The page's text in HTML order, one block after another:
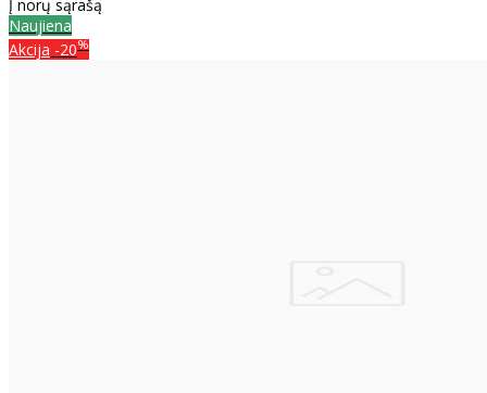
Į norų sąrašą
Naujiena
Akcija -20%